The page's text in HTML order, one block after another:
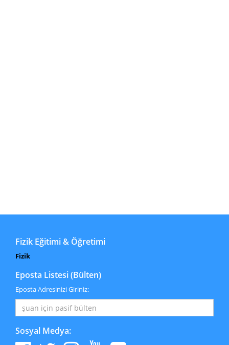
Fizik Eğitimi & Öğretimi
Fizik
Eposta Listesi (Bülten)
Eposta Adresinizi Giriniz:
Sosyal Medya: